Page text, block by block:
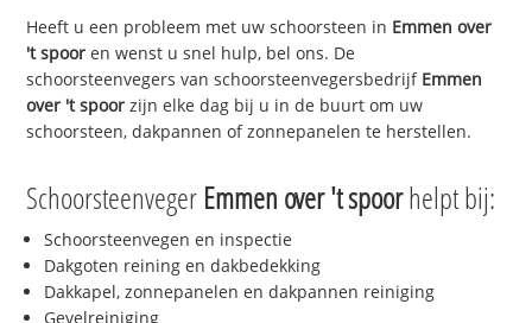
Heeft u een probleem met uw schoorsteen in Emmen over
't spoor en wenst u snel hulp, bel ons. De
schoorsteenvegers van schoorsteenvegersbedrijf Emmen
over 't spoor zijn elke dag bij u in de buurt om uw
schoorsteen, dakpannen of zonnepanelen te herstellen.
Schoorsteenveger Emmen over 't spoorhelpt bij:
Schoorsteenvegen en inspectie
Dakgoten reining en dakbedekking
Dakkapel, zonnepanelen en dakpannen reiniging
Gevelreiniging